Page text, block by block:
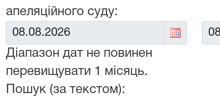
апеляційного суду:
Від:
Діапазон дат не повинен
перевищувати 1 місяць.
До:
Пошук (за текстом):